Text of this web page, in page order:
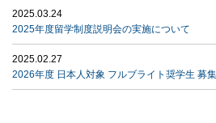
2025.03.24
2025年度留学制度説明会の実施について
2025.02.27
2026年度 日本人対象 フルブライト奨学生 募